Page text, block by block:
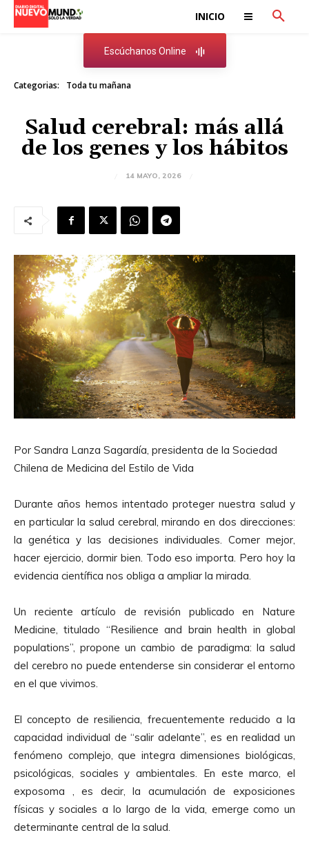
INICIO
Escúchanos Online
Categorias: Toda tu mañana
Salud cerebral: más allá
de los genes y los hábitos
14 MAYO, 2026
Por Sandra Lanza Sagardía, presidenta de la Sociedad
Chilena de Medicina del Estilo de Vida
Durante años hemos intentado proteger nuestra salud y
en particular la salud cerebral, mirando en dos direcciones:
la genética y las decisiones individuales. Comer mejor,
hacer ejercicio, dormir bien. Todo eso importa. Pero hoy la
evidencia científica nos obliga a ampliar la mirada.
Un reciente artículo de revisión publicado en Nature
Medicine, titulado “Resilience and brain health in global
populations”, propone un cambio de paradigma: la salud
del cerebro no puede entenderse sin considerar el entorno
en el que vivimos.
El concepto de resiliencia, frecuentemente reducido a la
capacidad individual de “salir adelante”, es en realidad un
fenómeno complejo, que integra dimensiones biológicas,
psicológicas, sociales y ambientales. En este marco, el
exposoma , es decir, la acumulación de exposiciones
físicas y sociales a lo largo de la vida, emerge como un
determinante central de la salud.